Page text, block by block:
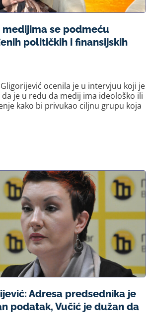
se podmeću
političkih i finansijskih
ocenila je u intervjuu koji je
je u redu da medij ima ideološko ili
kako bi privukao ciljnu grupu koja
Adresa predsednika je
podatak, Vučić je dužan da